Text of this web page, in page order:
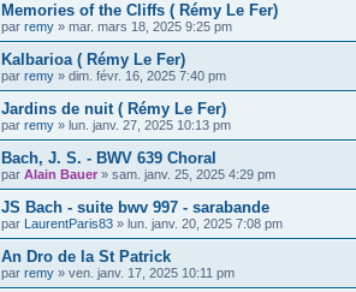
Memories of the Cliffs ( Rémy Le Fer)
par remy » mar. mars 18, 2025 9:25 pm
Kalbarioa ( Rémy Le Fer)
par remy » dim. févr. 16, 2025 7:40 pm
Jardins de nuit ( Rémy Le Fer)
par remy » lun. janv. 27, 2025 10:13 pm
Bach, J. S. - BWV 639 Choral
par Alain Bauer » sam. janv. 25, 2025 4:29 pm
JS Bach - suite bwv 997 - sarabande
par LaurentParis83 » lun. janv. 20, 2025 7:08 pm
An Dro de la St Patrick
par remy » ven. janv. 17, 2025 10:11 pm